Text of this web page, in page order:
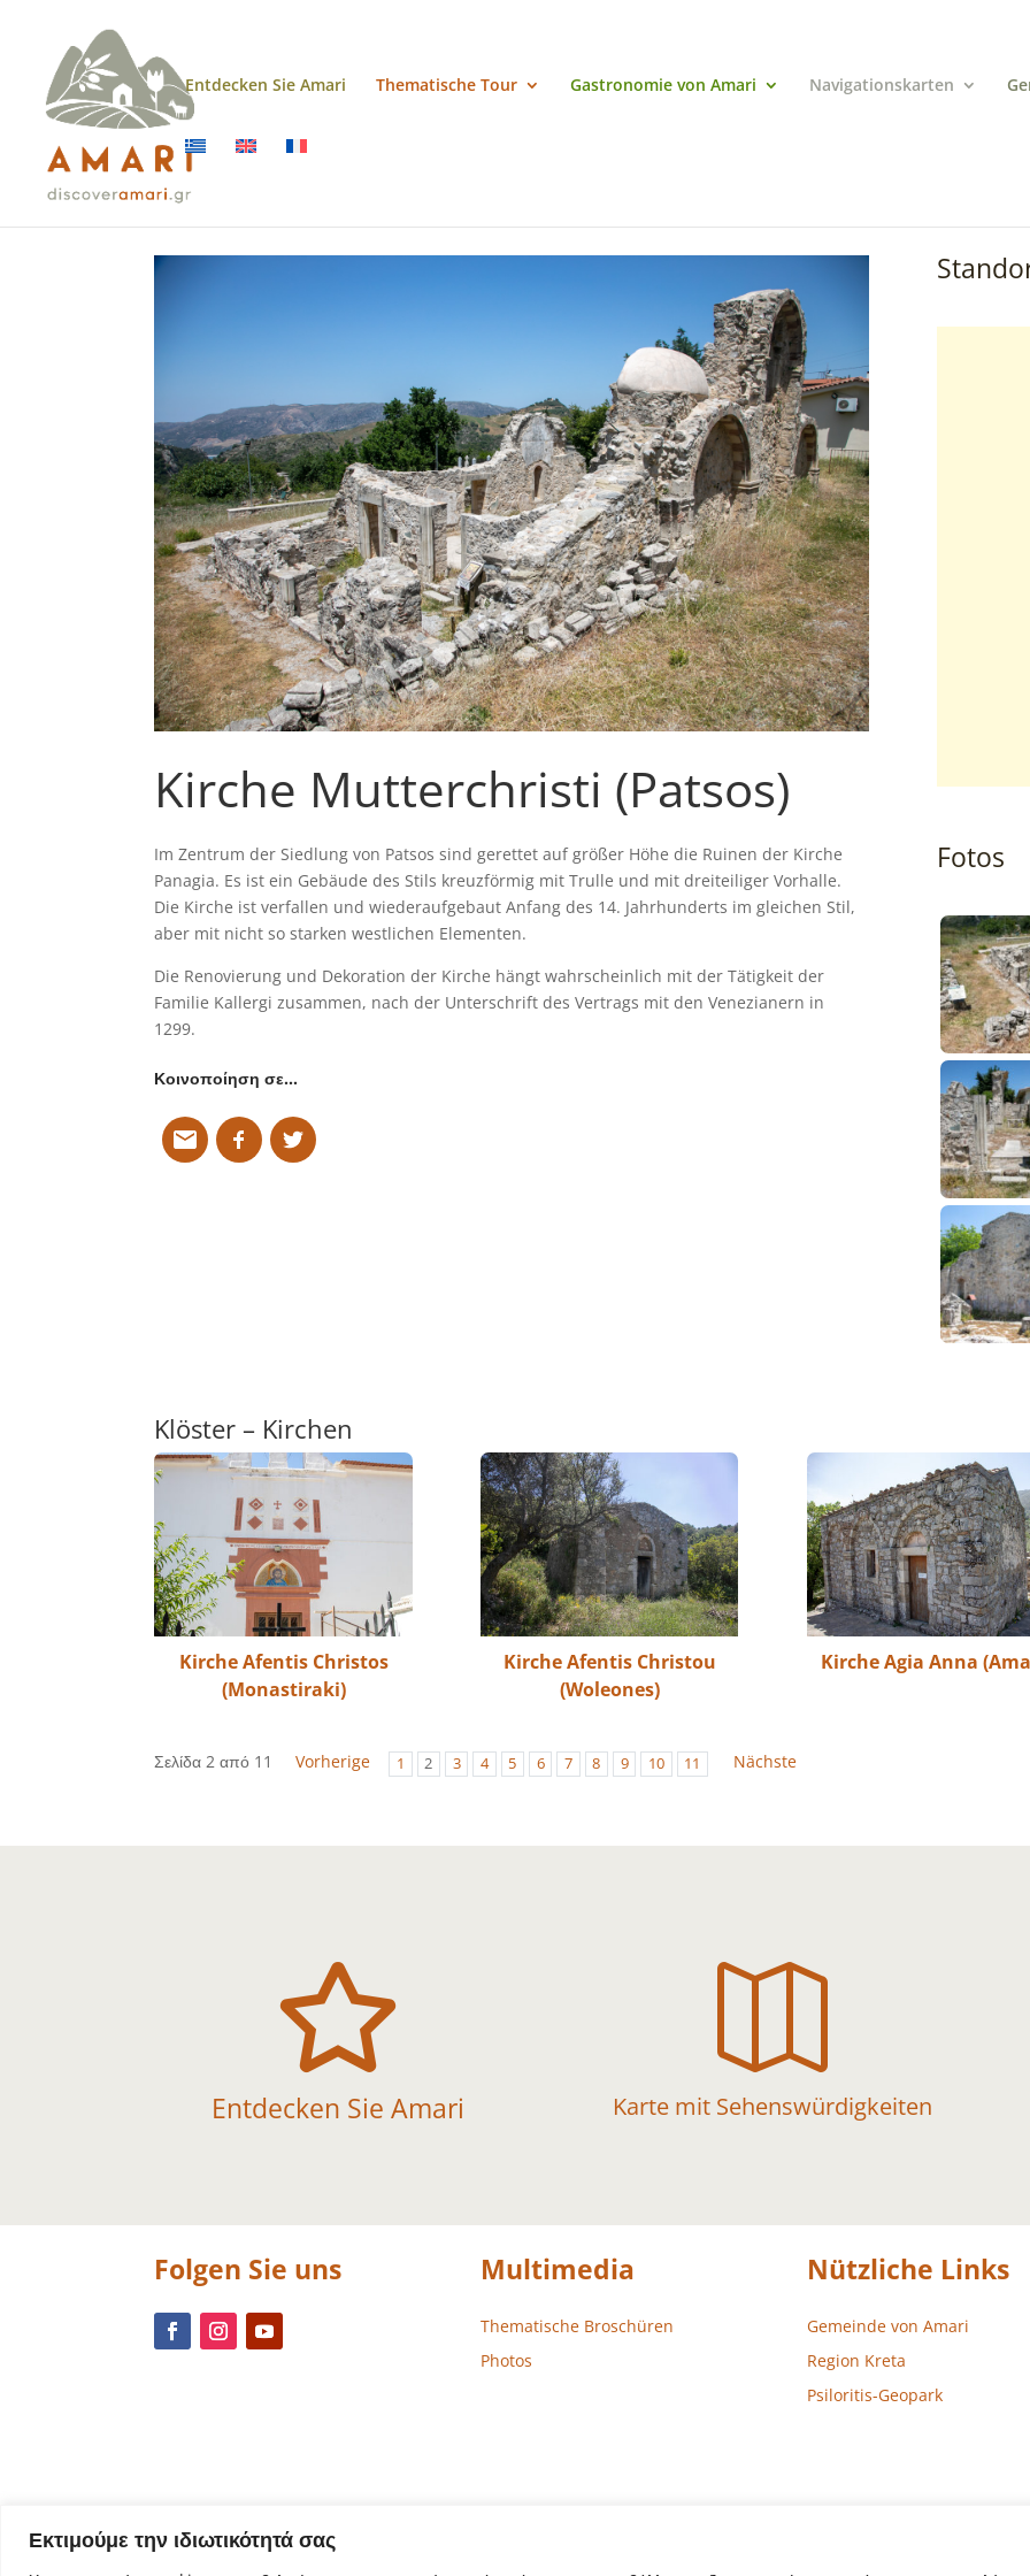
Εκτιμούμε την ιδιωτικότητά σας
Entdecken Sie Amari Thematische Tour Gastronomie von Amari Navigationskarten
Kirche Mutterchristi (Patsos)
Im Zentrum der Siedlung von Patsos sind gerettet auf größer Höhe die Ruinen der Kirche
Panagia. Es ist ein Gebäude des Stils kreuzförmig mit Trulle und mit dreiteiliger Vorhalle.
Die Kirche ist verfallen und wiederaufgebaut Anfang des 14. Jahrhunderts im gleichen Stil,
aber mit nicht so starken westlichen Elementen.
Die Renovierung und Dekoration der Kirche hängt wahrscheinlich mit der Tätigkeit der
Familie Kallergi zusammen, nach der Unterschrift des Vertrags mit den Venezianern in
1299.
Κοινοποίηση σε…
Fotos
Klöster – Kirchen
Kirche Afentis Christos
(Monastiraki)
Kirche Afentis Christou
(Woleones)
Kirche Agia Anna
Σελίδα 2 από 11 Vorherige 1 2 3 4 5 6 7 8 9 10 11 Nächste

Entdecken Sie Amari

Karte mit Sehenswürdigkeiten
Folgen Sie uns Multimedia
Thematische Broschüren
Photos
Nützliche Links
Gemeinde von Amari
Region Kreta
Psiloritis-Geopark